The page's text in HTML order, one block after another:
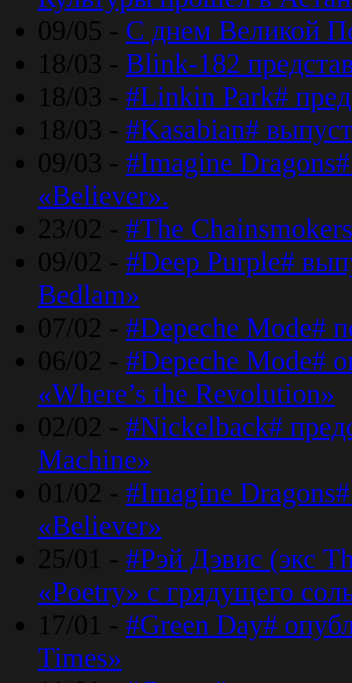
09/05 - С днем Великой
18/03 - Blink-182
18/03 - #Linkin Park#
18/03 - #Kasabian#
09/03 - #Imagine
«Believer».
23/02 - #The
09/02 - #Deep Purple#
Bedlam»
07/02 - #Depeche Mode#
06/02 - #Depeche Mode#
«Where’s the Revolution»
02/02 - #Nickelback#
Machine»
01/02 - #Imagine
«Believer»
25/01 - #Рэй Дэвис (экс
«Poetry» с грядущего
17/01 - #Green Day#
Times»